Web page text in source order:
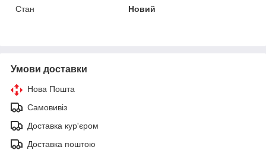
Стан Новий
Умови доставки
Нова Пошта
Самовивіз
Доставка кур'єром
Доставка поштою